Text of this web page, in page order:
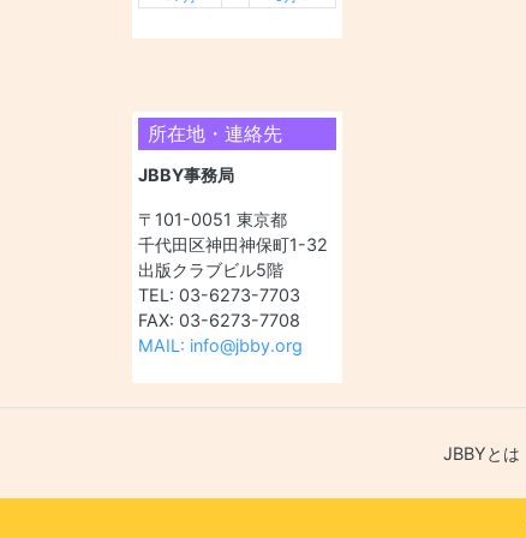
所在地・連絡先
JBBY事務局
〒101-0051 東京都
千代田区神田神保町1-32
出版クラブビル5階
TEL: 03-6273-7703
FAX: 03-6273-7708
MAIL: info@jbby.org
JBBYとは